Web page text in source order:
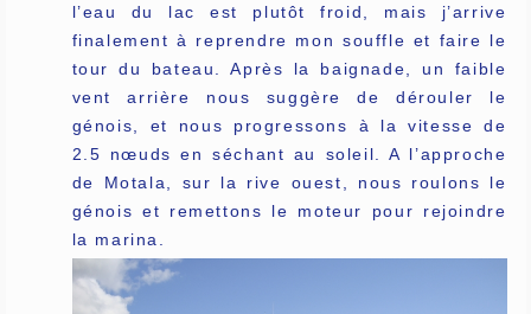
l’eau du lac est plutôt froid, mais j’arrive
finalement à reprendre mon souffle et faire le
tour du bateau. Après la baignade, un faible
vent arrière nous suggère de dérouler le
génois, et nous progressons à la vitesse de
2.5 nœuds en séchant au soleil. A l’approche
de Motala, sur la rive ouest, nous roulons le
génois et remettons le moteur pour rejoindre
la marina.